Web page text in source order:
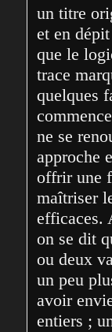
un titre
et en
que le
trace
quelques
ne se
approche
offrir une
maîtriser
efficaces.
on se dit
ou deux
un peu
avoir
entiers ;